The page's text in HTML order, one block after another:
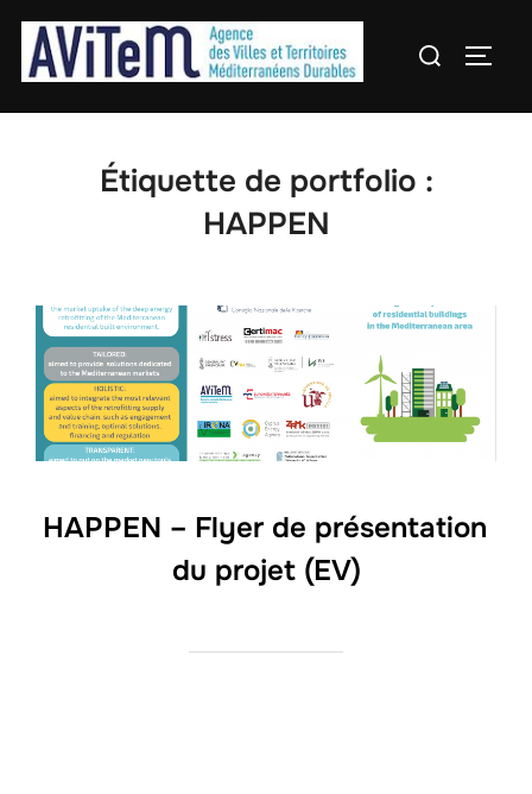
Aller
contenu
Rechercher :
Étiquette de portfolio :
HAPPEN
HAPPEN – Flyer de présentation
du projet (EV)